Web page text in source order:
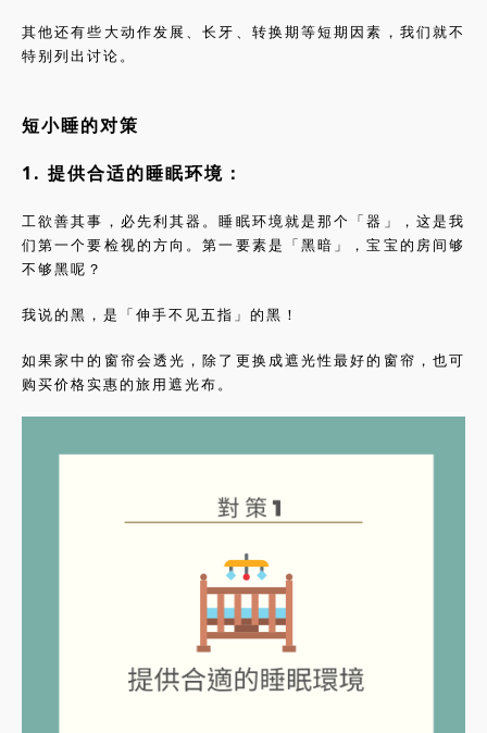
其他还有些大动作发展、长牙、转换期等短期因素，我们就不
特别列出讨论。
短小睡的对策
1. 提供合适的睡眠环境：
工欲善其事，必先利其器。睡眠环境就是那个「器」，这是我
们第一个要检视的方向。第一要素是「黑暗」，宝宝的房间够
不够黑呢？
我说的黑，是「伸手不见五指」的黑！
如果家中的窗帘会透光，除了更换成遮光性最好的窗帘，也可
购买价格实惠的旅用遮光布。